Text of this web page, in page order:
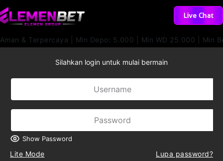
Live Chat
& Terpercaya | Min Depo: 5.000 | Min WD 25.000 | Min
Silahkan login untuk mulai bermain
Show Password
Lite Mode Lupa password?